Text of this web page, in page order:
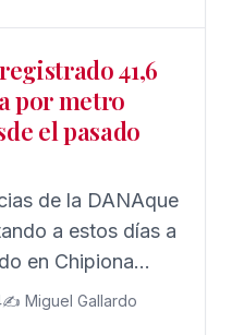
41,6
por metro
el pasado
de la DANAque
a estos días a
en Chipiona
martes y hasta la
un total de
✍️ Miguel Gallardo